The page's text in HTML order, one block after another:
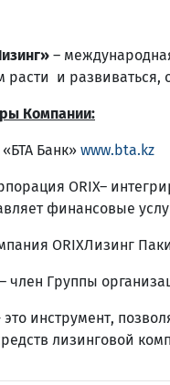
–
расти и развиваться,
Компании:
Банк» www.bta.kz
ORIX–
финансовые
ORIXЛизинг
член Группы
это инструмент,
лизинговой